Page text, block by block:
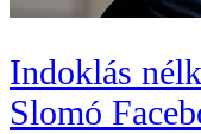
Indoklás
Slomó